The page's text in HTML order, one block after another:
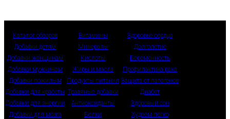
Каталог обзоров
Добавки детям
Добавки женщинам
Добавки мужчинам
Добавки пожилым
Добавки для красоты
Добавки для энергии
Добавки для мозга
Витамины
Минералы
Кислоты
Жиры и масла
Продукты питания
Травяные добавки
Антиоксиданты
Белки
Здоровье сердца
Долголетие
Беременность
Профилактика рака
Защита от патогенов
Диабет
Здоровый сон
Худеем легко